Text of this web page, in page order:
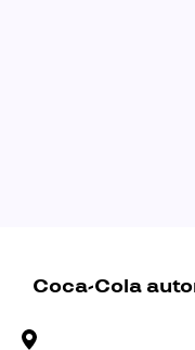
Coca-Cola